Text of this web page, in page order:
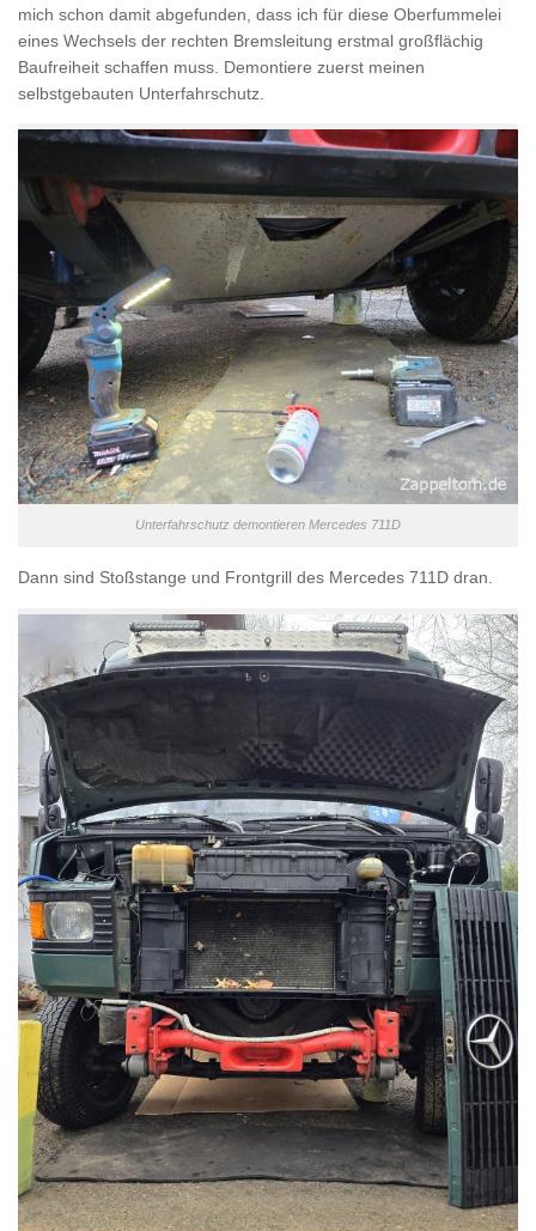
mich schon damit abgefunden, dass ich für diese Oberfummelei
eines Wechsels der rechten Bremsleitung erstmal großflächig
Baufreiheit schaffen muss. Demontiere zuerst meinen
selbstgebauten Unterfahrschutz.
Unterfahrschutz demontieren Mercedes 711D
Dann sind Stoßstange und Frontgrill des Mercedes 711D dran.